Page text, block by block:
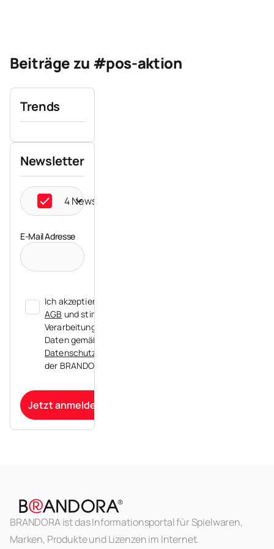
Beiträge zu #pos-aktion
Trends
Newsletter
4 Newsletter ausgewählt
E-Mail Adresse
Ich akzeptiere die
AGB und stimme der
Verarbeitung meiner
Daten gemäß der
Datenschutzerklärung
der BRANDORA zu.
Jetzt anmelden
BRANDORA ist das Informationsportal für Spielwaren,
Marken, Produkte und Lizenzen im Internet.